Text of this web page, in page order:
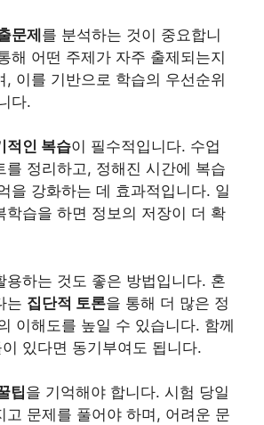
문제를 분석하는 것이 중요합니
해 어떤 주제가 자주 출제되는지
, 이를 기반으로 학습의 우선순위
다.
적인 복습이 필수적입니다. 수업
를 정리하고, 정해진 시간에 복습
을 강화하는 데 효과적입니다. 일
학습을 하면 정보의 저장이 더 확
용하는 것도 좋은 방법입니다. 혼
는 집단적 토론을 통해 더 많은 정
이해도를 높일 수 있습니다. 함께
있다면 동기부여도 됩니다.
팁을 기억해야 합니다. 시험 당일
고 문제를 풀어야 하며, 어려운 문